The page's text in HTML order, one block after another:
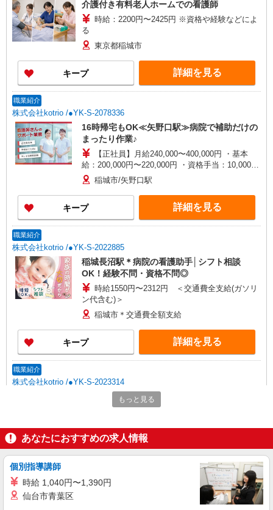
介護付き有料老人ホームでの看護師
時給：2200円〜2425円 ※資格や経験などによ
る
東京都稲城市
キープ 詳細を見る
職業紹介
株式会社kotrio /●YK-S-2078336
16時帰宅もOK≪矢野口駅≫病院で補助だけの
まったり作業♪
【正社員】月給240,000〜400,000円 ・基本
給：200,000円〜220,000円 ・資格手当：10,000〜
30,000円 ・役職手当：10,000〜70,000円 ・処遇改
善手当：20,000〜60,000円（勤続年数、保有資格
により変動） ・固定残業手当：20,000円（10時
間） ※固定残業時間を超過する場合には超過勤務
手当として別途支給 ・夜勤手当：10,000円/1回
歓迎 ・認知症介護基礎研修 ・初任者研修 ・実務
者研修 ・介護福祉士 など
稲城市/矢野口駅
キープ 詳細を見る
職業紹介
株式会社kotrio /●YK-S-2022885
稲城長沼駅＊病院の看護助手│シフト相談
OK！経験不問・資格不問◎
時給1550円〜2312円 ＜交通費全支給(ガソリ
ン代含む)＞
稲城市＊交通費全額支給
キープ 詳細を見る
職業紹介
株式会社kotrio /●YK-S-2023314
【稲城長沼駅】看護助手募集(パート)＊柔軟性
がある働き方♪
ン代含む)＞
稲城市＊交通費全額支給
キープ 詳細を見る
もっと見る
あなたにおすすめの求人情報
個別指導講師
時給 1,040円〜1,390円
仙台市青葉区